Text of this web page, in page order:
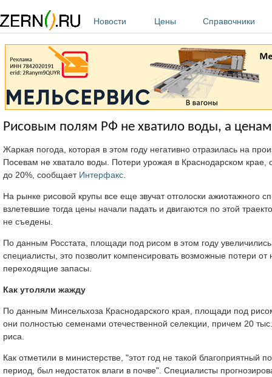
Новости
Цены Справочники
Рисовым полям РФ не хватило воды, а
Жаркая погода, которая в этом году негативно отразилась на
Посевам не хватало воды. Потери урожая в Краснодарском крае,
до 20%, сообщает Интерфакс
На рынке рисовой крупы все еще звучат отголоски ажиотажного
взлетевшие тогда цены начали падать и двигаются по этой
не съедены.
По данным Росстата, площади под рисом в этом году
специалисты, это позволит компенсировать возможные потери
переходящие запасы.
Как утоляли жажду
По данным Минсельхоза Краснодарского края, площади под
они полностью семенами отечественной селекции, причем 20
риса.
Как отметили в министерстве, "этот год не такой
период, был недостаток влаги в почве". Специалисты